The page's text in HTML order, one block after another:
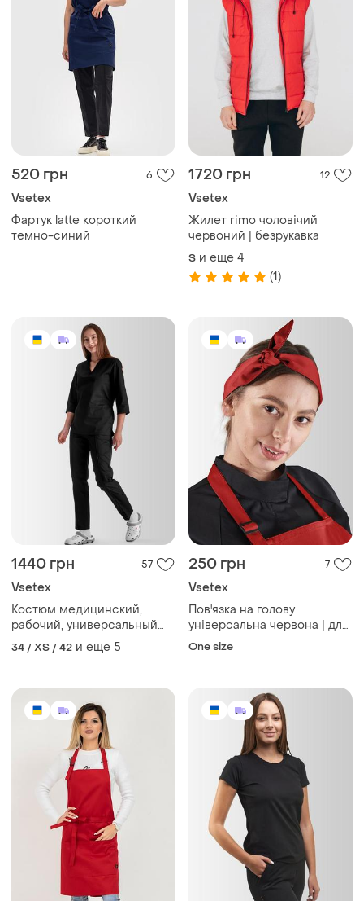
520 грн 6
Vsetex
Фартук latte короткий
темно-синий
1720 грн 12
Vsetex
Жилет rimo чоловічий
червоний | безрукавка
S и еще 4
(1)
1440 грн 57
Vsetex
Костюм медицинский,
рабочий, универсальный
toffy женский черный
34 / XS / 42 и еще 5
250 грн 7
Vsetex
Пов'язка на голову
універсальна червона | для
кухарів, офіціантів,
One size